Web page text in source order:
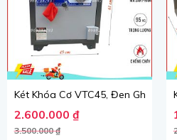
Két Khóa Cơ VTC45, Đen Ghi, Việt
3.500.000₫
Giá gốc là: 3.500.000 ₫.
2.600.000 ₫
Giá hiện tại là: 2.600.000 ₫.